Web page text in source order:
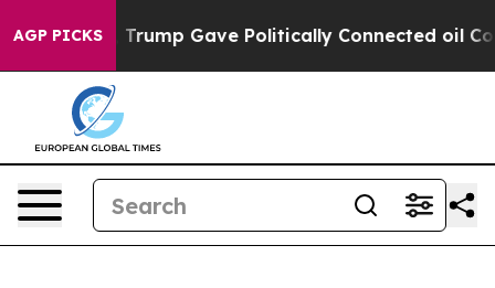
AGP PICKS
Higher, Trump Gave Politically Connected oil